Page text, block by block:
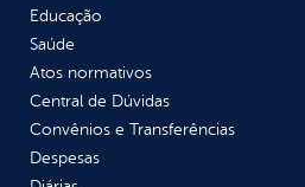
Educação
Saúde
Atos normativos
Central de Dúvidas
Convênios e Transferências
Despesas